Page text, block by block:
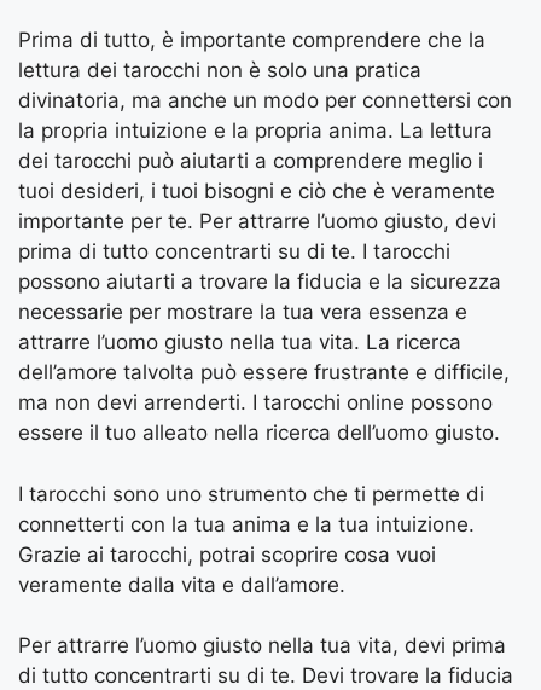
Prima di tutto, è importante comprendere che la
lettura dei tarocchi non è solo una pratica
divinatoria, ma anche un modo per connettersi con
la propria intuizione e la propria anima. La lettura
dei tarocchi può aiutarti a comprendere meglio i
tuoi desideri, i tuoi bisogni e ciò che è veramente
importante per te. Per attrarre l’uomo giusto, devi
prima di tutto concentrarti su di te. I tarocchi
possono aiutarti a trovare la fiducia e la sicurezza
necessarie per mostrare la tua vera essenza e
attrarre l’uomo giusto nella tua vita. La ricerca
dell’amore talvolta può essere frustrante e difficile,
ma non devi arrenderti. I tarocchi online possono
essere il tuo alleato nella ricerca dell’uomo giusto.
I tarocchi sono uno strumento che ti permette di
connetterti con la tua anima e la tua intuizione.
Grazie ai tarocchi, potrai scoprire cosa vuoi
veramente dalla vita e dall’amore.
Per attrarre l’uomo giusto nella tua vita, devi prima
di tutto concentrarti su di te. Devi trovare la fiducia